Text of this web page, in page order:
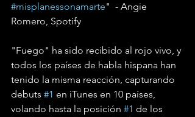
#misplanessonamarte"  - Angie
Romero, Spotify
"Fuego" ha sido recibido al rojo vivo, y
todos los países de habla hispana han
tenido la misma reacción, capturando
debuts #1 en iTunes en 10 países,
volando hasta la posición #1 de los